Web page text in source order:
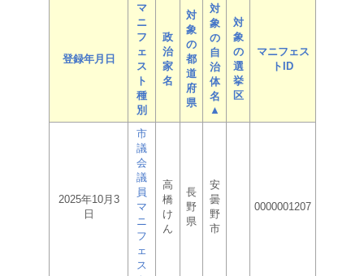
登録年月日
マ
ニ
フ
ェ
ス
ト
種
別
政
治
家
名
対
象
の
都
道
府
県
対
象
の
自
治
体
名
▲
対
象
の
選
挙
区
マニフェス
トID
2025年10月3
日
市
議
会
議
員
マ
ニ
フ
ェ
ス
高
橋
け
ん
長
野
県
安
曇
野
市
0000001207